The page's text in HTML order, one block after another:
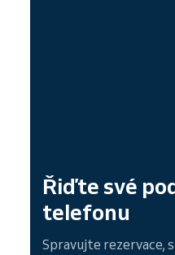
Řiďte své
telefonu
Spravujte rezervace,